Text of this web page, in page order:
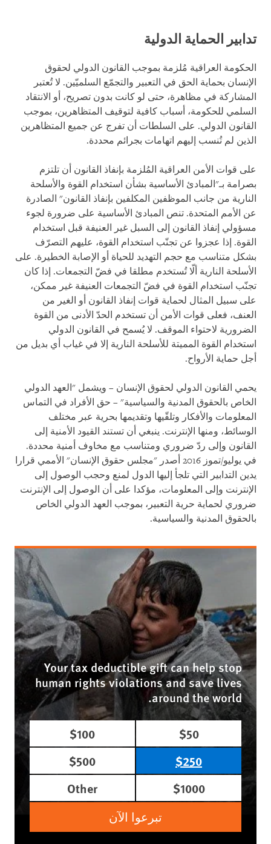
تدابير الحماية الدولية
الحكومة العراقية مُلزمة بموجب القانون الدولي لحقوق
الإنسان بحماية الحق في التعبير والتجمّع السلميّين. لا تُعتبر
المشاركة في مظاهرة، حتى لو كانت بدون تصريح، أو الانتقاد
السلمي للحكومة، أسباب كافية لتوقيف المتظاهرين، بموجب
القانون الدولي. على السلطات أن تفرج عن جميع المتظاهرين
الذين لم تُنسب إليهم اتهامات بجرائم محددة.
على قوات الأمن العراقية المُلزمة بإنفاذ القانون أن تلتزم
بصرامة بـ"المبادئ الأساسية بشأن استخدام القوة والأسلحة
النارية من جانب الموظفين المكلفين بإنفاذ القانون" الصادرة
عن الأمم المتحدة. تنص المبادئ الأساسية على ضرورة لجوء
مسؤولي إنفاذ القانون إلى السبل غير العنيفة قبل استخدام
القوة. إذا عجزوا عن تجنّب استخدام القوة، عليهم التصرّف
بشكل متناسب مع حجم التهديد للحياة أو الإصابة الخطيرة. على
الأسلحة النارية ألّا تُستخدم مطلقا في فضّ التجمعات. إذا كان
تجنّب استخدام القوة في فضّ التجمعات العنيفة غير ممكن،
على سبيل المثال لحماية قوات إنفاذ القانون أو الغير من
العنف، فعلى قوات الأمن أن تستخدم الحدّ الأدنى من القوة
الضرورية لاحتواء الموقف. لا يُسمح في القانون الدولي
استخدام القوة المميتة للأسلحة النارية إلا في غياب أي بديل من
أجل حماية الأرواح.
يحمي القانون الدولي لحقوق الإنسان – ويشمل "العهد الدولي
الخاص بالحقوق المدنية والسياسية" – حق الأفراد في التماس
المعلومات والأفكار وتلقّيها وتقديمها بحرية عبر مختلف
الوسائط، ومنها الإنترنت. ينبغي أن تستند القيود الأمنية إلى
القانون وإلى ردّ ضروري ومتناسب مع مخاوف أمنية محددة.
في يوليو/تموز 2016 أصدر "مجلس حقوق الإنسان" الأممي قرارا
يدين التدابير التي تلجأ إليها الدول لمنع وحجب الوصول إلى
الإنترنت وإلى المعلومات، مؤكدا على أن الوصول إلى الإنترنت
ضروري لحماية حرية التعبير، بموجب العهد الدولي الخاص
بالحقوق المدنية والسياسية.
Your tax deductible gift can help stop
human rights violations and save lives
around the world.
$50
$100
$250
$500
$1000
Other
تبرعوا الآن